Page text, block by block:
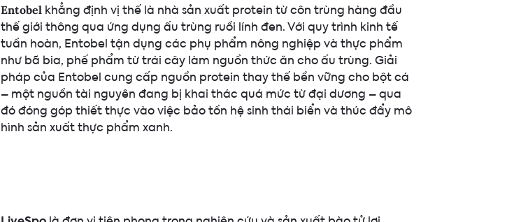
Entobelkhẳng định vị thế là nhà sản xuất protein từ côn trùng hàng đầu
thế giới thông qua ứng dụng ấu trùng ruồi lính đen. Với quy trình kinh tế
tuần hoàn, Entobel tận dụng các phụ phẩm nông nghiệp và thực phẩm
như bã bia, phế phẩm từ trái cây làm nguồn thức ăn cho ấu trùng. Giải
pháp của Entobel cung cấp nguồn protein thay thế bền vững cho bột cá
– một nguồn tài nguyên đang bị khai thác quá mức từ đại dương – qua
đó đóng góp thiết thực vào việc bảo tồn hệ sinh thái biển và thúc đẩy mô
hình sản xuất thực phẩm xanh.